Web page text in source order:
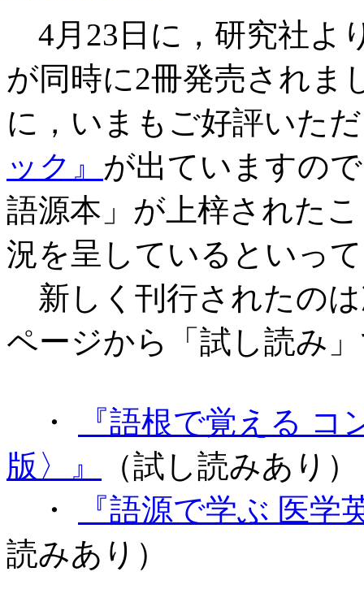
4月23日に，研究社よ
が同時に2冊発売されま
に，いまもご好評いた
ック』 が出ていますの
語源本」が上梓された
況を呈しているといっ
新しく刊行されたの
ページから「試し読み
・
『語根で覚える
版〉』
（試し読みあり）
・
『語源で学ぶ 医
読みあり）